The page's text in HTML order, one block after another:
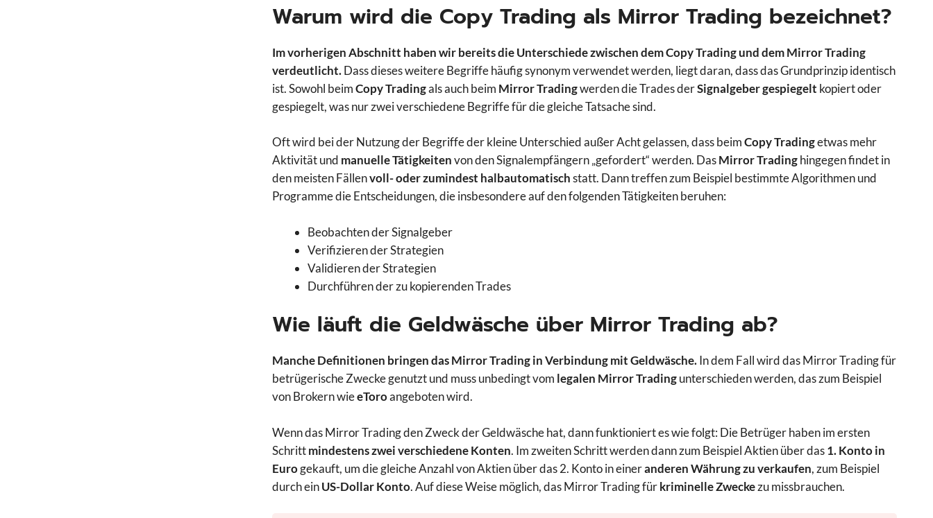
Warum wird die Copy Trading als Mirror Trading bezeichnet?
Im vorherigen Abschnitt haben wir bereits die Unterschiede zwischen dem Copy Trading und dem Mirror Trading
verdeutlicht.Dass dieses weitere Begriffe häufig synonym verwendet werden, liegt daran, dass das Grundprinzip identisch
ist. Sowohl beimCopy Tradingals auch beim Mirror Tradingwerden die Trades derSignalgeber gespiegelt kopiert oder
gespiegelt, was nur zwei verschiedene Begriffe für die gleiche Tatsache sind.
Oft wird bei der Nutzung der Begriffe der kleine Unterschied außer Acht gelassen, dass beimCopy Tradingetwas mehr
Aktivität und manuelle Tätigkeitenvon den Signalempfängern „gefordert“ werden. DasMirror Tradinghingegen findet in
den meisten Fällenvoll- oder zumindest halbautomatischstatt. Dann treffen zum Beispiel bestimmte Algorithmen und
Programme die Entscheidungen, die insbesondere auf den folgenden Tätigkeiten beruhen:
Beobachten der Signalgeber
Verifizieren der Strategien
Validieren der Strategien
Durchführen der zu kopierenden Trades
Wie läuft die Geldwäsche über Mirror Trading ab?
Manche Definitionen bringen das Mirror Trading in Verbindung mit Geldwäsche.In dem Fall wird das Mirror Trading für
betrügerische Zwecke genutzt und muss unbedingt vom legalen Mirror Tradingunterschieden werden, das zum Beispiel
von Brokern wieeToroangeboten wird.
Wenn das Mirror Trading den Zweck der Geldwäsche hat, dann funktioniert es wie folgt: Die Betrüger haben im ersten
Schrittmindestens zwei verschiedene Konten. Im zweiten Schritt werden dann zum Beispiel Aktien über das1. Konto in
Eurogekauft, um die gleiche Anzahl von Aktien über das 2. Konto in eineranderen Währung zu verkaufen, zum Beispiel
durch einUS-Dollar Konto. Auf diese Weise möglich, das Mirror Trading fürkriminelle Zweckezu missbrauchen.